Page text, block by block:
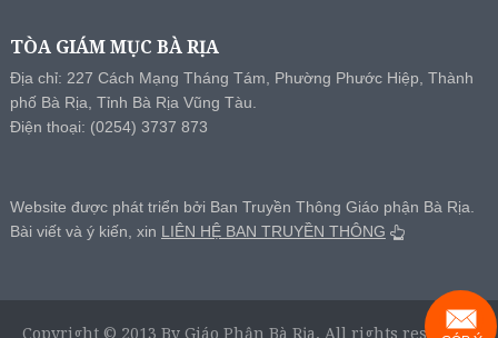
TÒA GIÁM MỤC BÀ RỊA
Địa chỉ: 227 Cách Mạng Tháng Tám, Phường Phước Hiệp, Thành
phố Bà Rịa, Tỉnh Bà Rịa Vũng Tàu.
Điện thoại: (0254) 3737 873
Website được phát triển bởi Ban Truyền Thông Giáo phận Bà Rịa.
Bài viết và ý kiến, xin LIÊN HỆ BAN TRUYỀN THÔNG
Copyright © 2013 By Giáo Phận Bà Rịa, All rights reserved.